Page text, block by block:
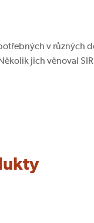
v
jich věnoval